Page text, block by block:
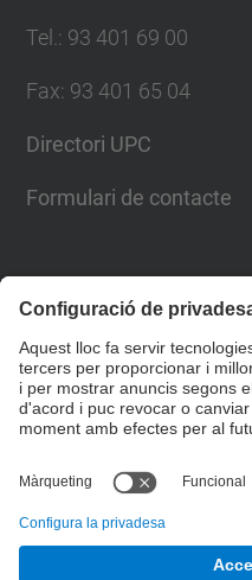
Tel.: 93 401 69 00
Fax: 93 401 65 04
Directori UPC
Formulari de contacte
Canals i Ports de Barcelona
Desenvolupat
Mapa del